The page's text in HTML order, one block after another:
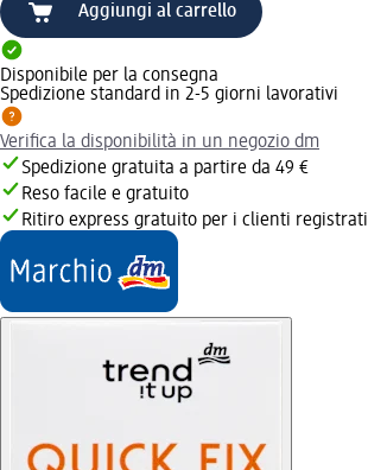
Aggiungi al carrello
Disponibile per la consegna
Spedizione standard in 2-5 giorni lavorativi
Verifica la disponibilità in un negozio dm
Spedizione gratuita a partire da 49 €
Reso facile e gratuito
Ritiro express gratuito per i clienti registrati